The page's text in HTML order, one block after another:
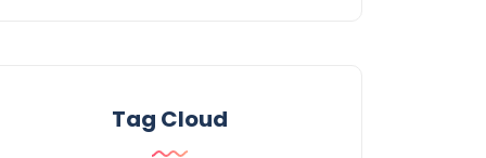
Tag Cloud